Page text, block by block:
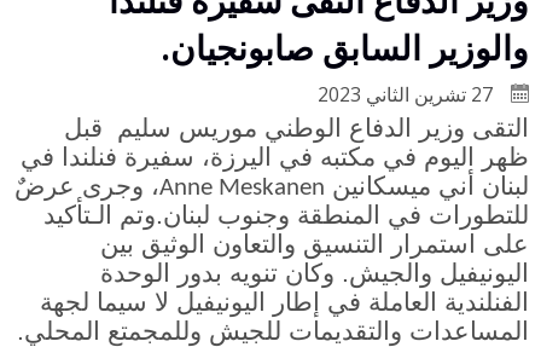
والوزير السابق صابونجيان.
التقى وزير الدفاع الوطني موريس سليم قبل
ظهر اليوم في مكتبه في اليرزة، سفيرة فنلندا في
لبنان أني ميسكانين Anne Meskanen، وجرى عرضٌ
للتطورات في المنطقة وجنوب لبنان.وتم الـتأكيد
على استمرار التنسيق والتعاون الوثيق بين
اليونيفيل والجيش. وكان تنويه بدور الوحدة
الفنلندية العاملة في إطار اليونيفيل لا سيما لجهة
المساعدات والتقديمات للجيش وللمجمتع المحلي.